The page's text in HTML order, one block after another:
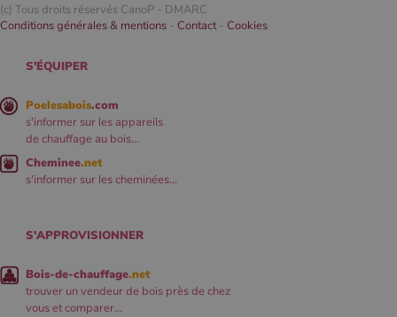
(c) Tous droits réservés CanoP - DMARC
Conditions générales & mentions - Contact- Cookies
S'ÉQUIPER
Poelesabois.com
s'informer sur les appareils
de chauffage au bois...
Cheminee.net
s'informer sur les cheminées...
S'APPROVISIONNER
Bois-de-chauffage.net
trouver un vendeur de bois près de chez
vous et comparer...